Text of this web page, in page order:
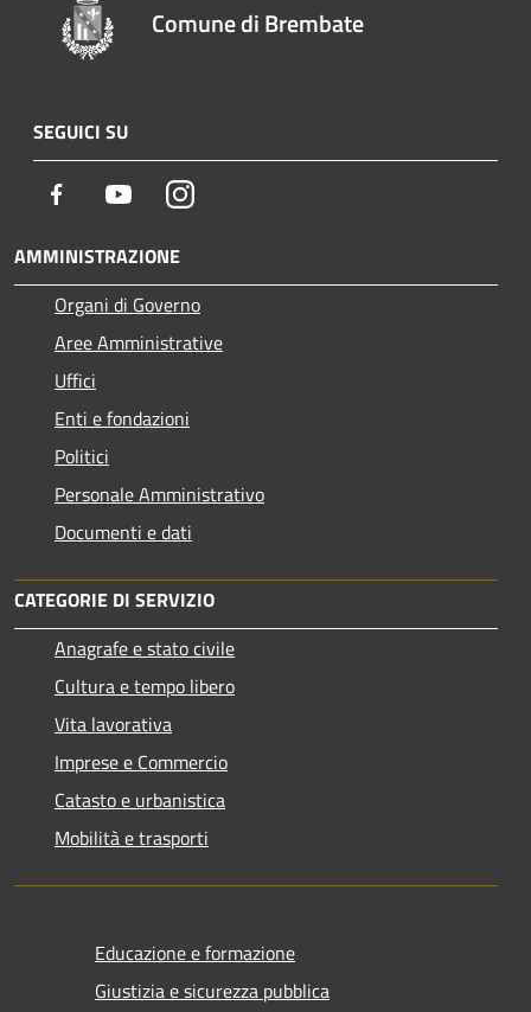
Comune di Brembate
SEGUICI SU
Facebook YoutubeInstagram
AMMINISTRAZIONE
Organi di Governo
Aree Amministrative
Uffici
Enti e fondazioni
Politici
Personale Amministrativo
Documenti e dati
CATEGORIE DI SERVIZIO
Anagrafe e stato civile
Cultura e tempo libero
Vita lavorativa
Imprese e Commercio
Catasto e urbanistica
Mobilità e trasporti
Educazione e formazione
Giustizia e sicurezza pubblica